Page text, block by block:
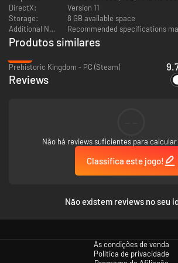
DirectX:
Version 11
Storage:
8 GB available space
Additional Notes:
Recommended specifications
Produtos similares
Prehistoric Kingdom - PC (Steam)
Reviews
Não há reviews suficientes para
Classifica este jogo!
Não existem reviews no seu
As condições de venda
Política de privacidade